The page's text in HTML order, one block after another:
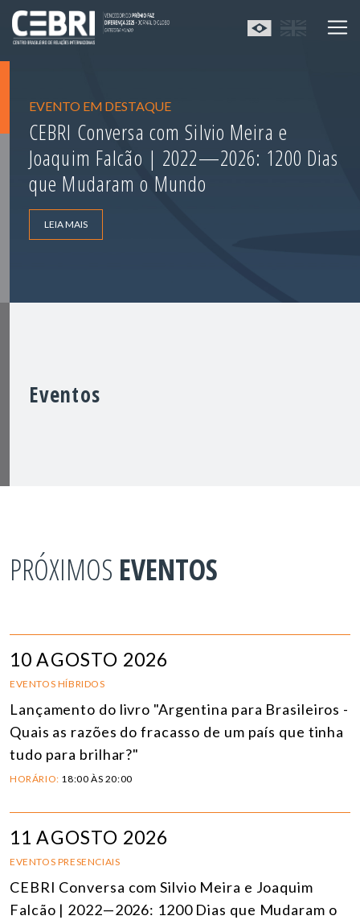
EVENTO EM DESTAQUE
CEBRI Conversa com Silvio Meira e
Joaquim Falcão | 2022—2026: 1200 Dias
que Mudaram o Mundo
LEIA MAIS
Eventos
PRÓXIMOS EVENTOS
10 AGOSTO 2026
EVENTOS HÍBRIDOS
Lançamento do livro "Argentina para Brasileiros -
Quais as razões do fracasso de um país que tinha
tudo para brilhar?"
HORÁRIO: 18:00 ÀS 20:00
11 AGOSTO 2026
EVENTOS PRESENCIAIS
CEBRI Conversa com Silvio Meira e Joaquim
Falcão | 2022—2026: 1200 Dias que Mudaram o